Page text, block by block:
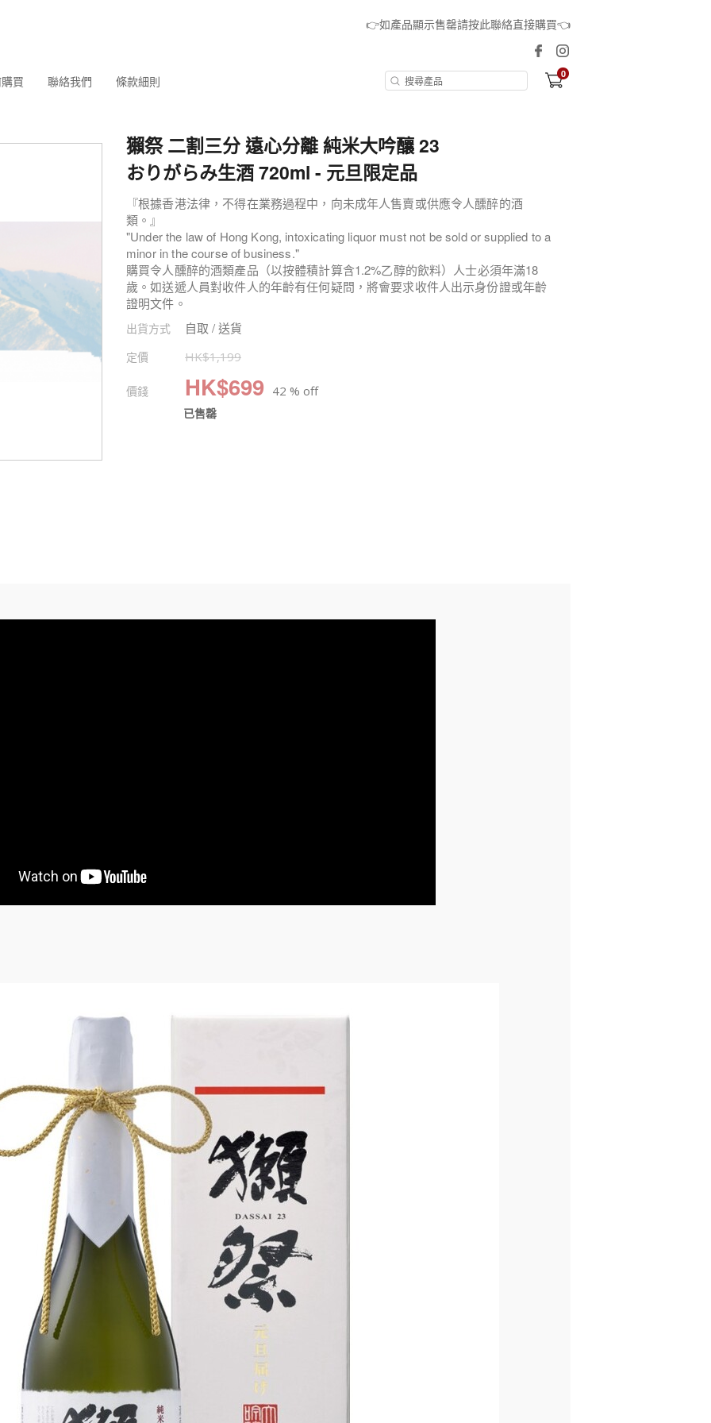
👉如產品顯示售罄請按此聯絡直接購買👈
買 聯絡我們 條款細則 0
獺祭 二割三分 遠心分離 純米大吟釀 23
おりがらみ生酒 720ml - 元旦限定品
『根據香港法律，不得在業務過程中，向未成年人售賣或供應令人醺醉的酒
類。』
"Under the law of Hong Kong, intoxicating liquor must not be sold or supplied to a
minor in the course of business."
購買令人醺醉的酒類產品（以按體積計算含1.2%乙醇的飲料）人士必須年滿18
歲。如送遞人員對收件人的年齡有任何疑問，將會要求收件人出示身份證或年齡
證明文件。
出貨方式 自取 / 送貨
定價 HK$1,199
價錢 HK$699 42 % off
已售罄